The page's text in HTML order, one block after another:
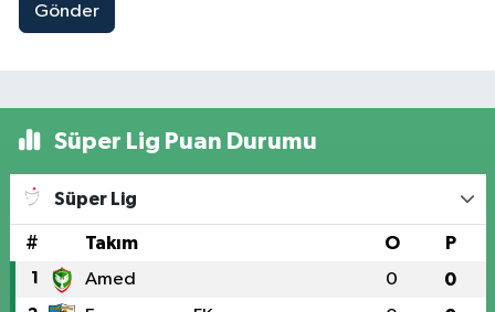
Gönder
Süper Lig Puan Durumu
Süper Lig
# Takım O P
1 Amed 0 0